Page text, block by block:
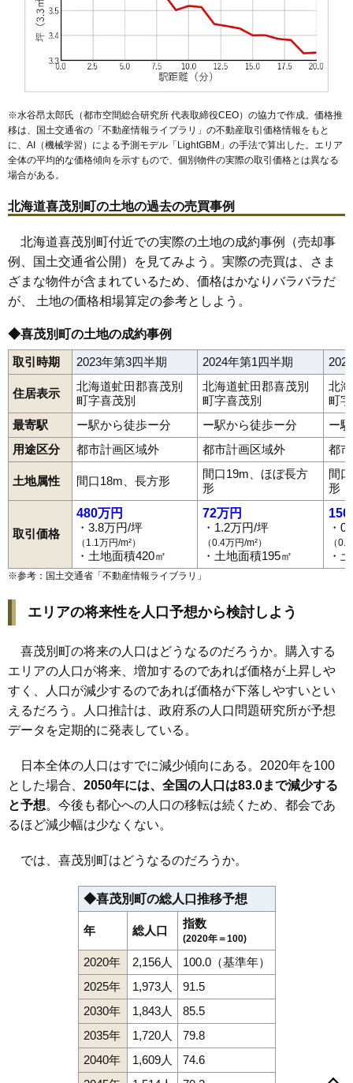
※水谷昂太郎氏（都市空間総合研究所 代表取締役CEO）の協力で作成。価格推
移は、国土交通省の「不動産情報ライブラリ 」の不動産取引価格情報をもと
に、AI（機械学習）による予測モデル「LightGBM」の手法で算出した。エリア
全体の平均的な価格傾向を示すもので、個別物件の実際の取引価格とは異なる
場合がある。
北海道喜茂別町の土地の過去の売買事例
北海道喜茂別町付近での実際の土地の成約事例（売却事
例、国土交通省公開）を見てみよう。実際の売買は、さま
ざまな物件が含まれているため、価格はかなりバラバラだ
が、 土地の価格相場算定の参考としよう。
◆喜茂別町の土地の成約事例
取引時期 2023年第3四半期 2024年第1四半期
住居表示
北海道虻田郡喜茂別
町字喜茂別
北海道虻田郡喜茂別
町字喜茂別
北
町
最寄駅
ー駅から徒歩ー分 ー駅から徒歩ー分
ー
用途区分
都市計画区域外 都市計画区域外 都
土地属性 間口18m、長方形
間口19m、ほぼ長方
形
間
形
取引価格
480万円
・3.8万円/坪
（1.1万円/m²）
・土地面積420㎡
72万円
・1.2万円/坪
（0.4万円/m²）
・土地面積195㎡
150
・
（
・
※参考：国土交通省「不動産情報ライブラリ 」
エリアの将来性を人口予想から検討しよう
喜茂別町の将来の人口はどうなるのだろうか。購入する
エリアの人口が将来、増加するのであれば価格が上昇しや
すく、人口が減少するのであれば価格が下落しやすいとい
えるだろう。人口推計は、政府系の人口問題研究所が予想
データを定期的に発表している。
日本全体の人口はすでに減少傾向にある。2020年を100
とした場合、 2050年には、全国の人口は83.0まで減少する
と予想。今後も都心への人口の移転は続くため、都会であ
るほど減少幅は少なくない。
では、喜茂別町はどうなるのだろうか。
◆喜茂別町の総人口推移予想
年 総人口
指数
(2020年＝100)
2020年 2,156人
100.0（基準年）
2025年
1,973人
91.5
2030年
1,843人
85.5
2035年
1,720人
79.8
2040年
1,609人
74.6